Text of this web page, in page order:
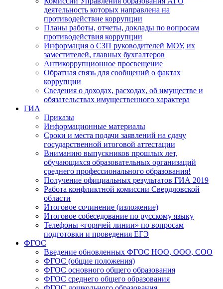
деятельность которых направлена на
противодействие коррупции
Планы работы, отчеты, доклады по вопросам
противодействия коррупции
Информация о СЗП руководителей МОУ, их
заместителей, главных бухгалтеров
Антикоррупционное просвещение
Обратная связь для сообщений о фактах
коррупции
Сведения о доходах, расходах, об имуществе и
обязательствах имущественного характера
ГИА
Приказы
Информационные материалы
Сроки и места подачи заявлений на сдачу
государственной итоговой аттестации
Вниманию выпускников прошлых лет,
обучающихся образовательных организаций
среднего профессионального образования!
Получение официальных результатов ГИА 2019
Работа конфликтной комиссии Свердловской
области
Итоговое сочинение (изложение)
Итоговое собеседование по русскому языку
Телефоны «горячей линии» по вопросам
подготовки и проведения ЕГЭ
ФГОС
Введение обновленных ФГОС НОО, ООО, СОО
ФГОС (общие положения)
ФГОС основного общего образования
ФГОС среднего общего образования